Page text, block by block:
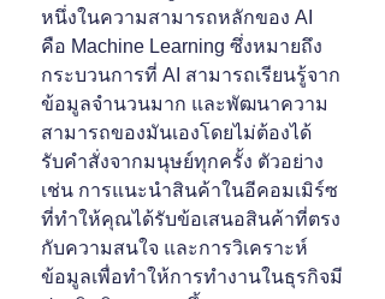
หนึ่งในความสามารถหลักของ AI
คือ Machine Learning ซึ่งหมายถึง
กระบวนการที่ AI สามารถเรียนรู้จาก
ข้อมูลจำนวนมาก และพัฒนาความ
สามารถของมันเองโดยไม่ต้องได้
รับคำสั่งจากมนุษย์ทุกครั้ง ตัวอย่าง
เช่น การแนะนำสินค้าในอีคอมเมิร์ซ
ที่ทำให้คุณได้รับข้อเสนอสินค้าที่ตรง
กับความสนใจ และการวิเคราะห์
ข้อมูลเพื่อทำให้การทำงานในธุรกิจมี